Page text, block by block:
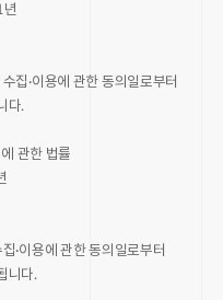
년
집·이용에 관한 동의일로부터
다.
관한 법률
·이용에 관한 동의일로부터
니다.